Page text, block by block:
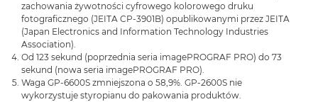
zachowania żywotności cyfrowego kolorowego druku
fotograficznego (JEITA CP-3901B) opublikowanymi przez JEITA
(Japan Electronics and Information Technology Industries
Association).
Od 123 sekund (poprzednia seria imagePROGRAF PRO) do 73
sekund (nowa seria imagePROGRAF PRO).
Waga GP-6600S zmniejszona o 58,9%. GP-2600S nie
wykorzystuje styropianu do pakowania produktów.